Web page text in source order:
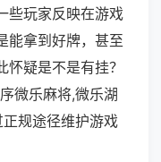
些玩家反映在游戏
能拿到好牌，甚至
疑是不是有挂？
微乐麻将,微乐湖
规途径维护游戏